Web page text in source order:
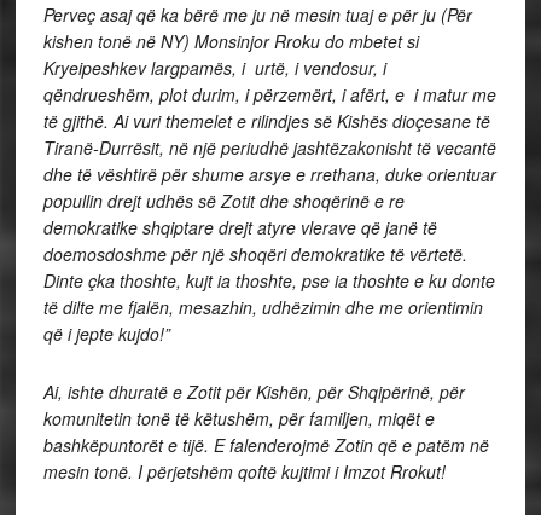
Perveç asaj që ka bërë me ju në mesin tuaj e për ju (Për
kishen tonë në NY) Monsinjor Rroku do mbetet si
Kryeipeshkev largpamës, i urtë, i vendosur, i
qëndrueshëm, plot durim, i përzemërt, i afërt, e i matur me
të gjithë. Ai vuri themelet e rilindjes së Kishës dioçesane të
Tiranë-Durrësit, në një periudhë jashtëzakonisht të vecantë
dhe të vështirë për shume arsye e rrethana, duke orientuar
popullin drejt udhës së Zotit dhe shoqërinë e re
demokratike shqiptare drejt atyre vlerave që janë të
doemosdoshme për një shoqëri demokratike të vërtetë.
Dinte çka thoshte, kujt ia thoshte, pse ia thoshte e ku donte
të dilte me fjalën, mesazhin, udhëzimin dhe me orientimin
që i jepte kujdo!”
Ai, ishte dhuratë e Zotit për Kishën, për Shqipërinë, për
komunitetin tonë të këtushëm, për familjen, miqët e
bashkëpuntorët e tijë. E falenderojmë Zotin që e patëm në
mesin tonë. I përjetshëm qoftë kujtimi i Imzot Rrokut!